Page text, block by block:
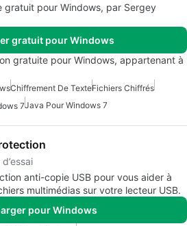
gratuit pour Windows, par Sergey
gratuit pour Windows
gratuite pour Windows, appartenant à
Chiffrement De TexteFichiers Chiffrés
7Java Pour Windows 7
anti-copie USB pour vous aider à
multimédias sur votre lecteur USB.
pour Windows